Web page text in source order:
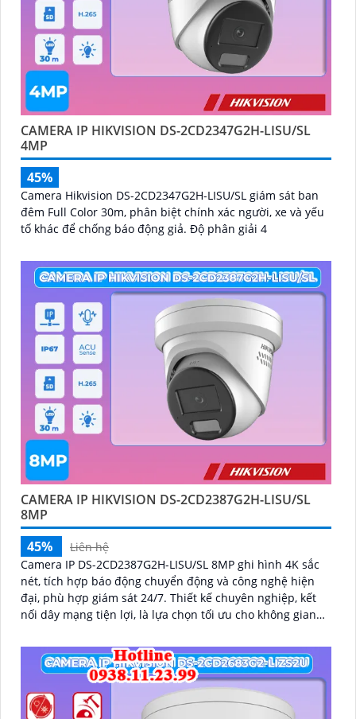
CAMERA IP HIKVISION DS-2CD2347G2H-LISU/SL
4MP
45%
Camera Hikvision DS-2CD2347G2H-LISU/SL giám sát ban
đêm Full Color 30m, phân biệt chính xác người, xe và yếu
tố khác để chống báo động giả. Độ phân giải 4
CAMERA IP HIKVISION DS-2CD2387G2H-LISU/SL
8MP
45%
Liên hệ
Camera IP DS-2CD2387G2H-LISU/SL 8MP ghi hình 4K sắc
nét, tích hợp báo động chuyển động và công nghệ hiện
đại, phù hợp giám sát 24/7. Thiết kế chuyên nghiệp, kết
nối dây mạng tiện lợi, là lựa chọn tối ưu cho không gian